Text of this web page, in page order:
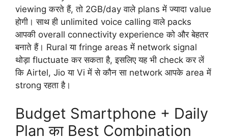
viewing करते हैं, तो 2GB/day वाले plans में ज्यादा value
होगी। साथ ही unlimited voice calling वाले packs
आपकी overall connectivity experience को और बेहतर
बनाते हैं। Rural या fringe areas में network signal
थोड़ा fluctuate कर सकता है, इसलिए यह भी check कर लें
कि Airtel, Jio या Vi में से कौन सा network आपके area में
strong रहता है।
Budget Smartphone + Daily
Plan का Best Combination